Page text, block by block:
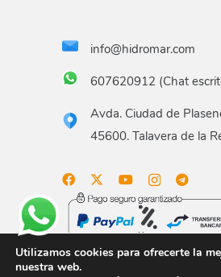
info@hidromar.com
607620912 (Chat
Avda. Ciudad de
45600. Talavera de la
Utilizamos cookies para ofrecerte la
nuestra web.